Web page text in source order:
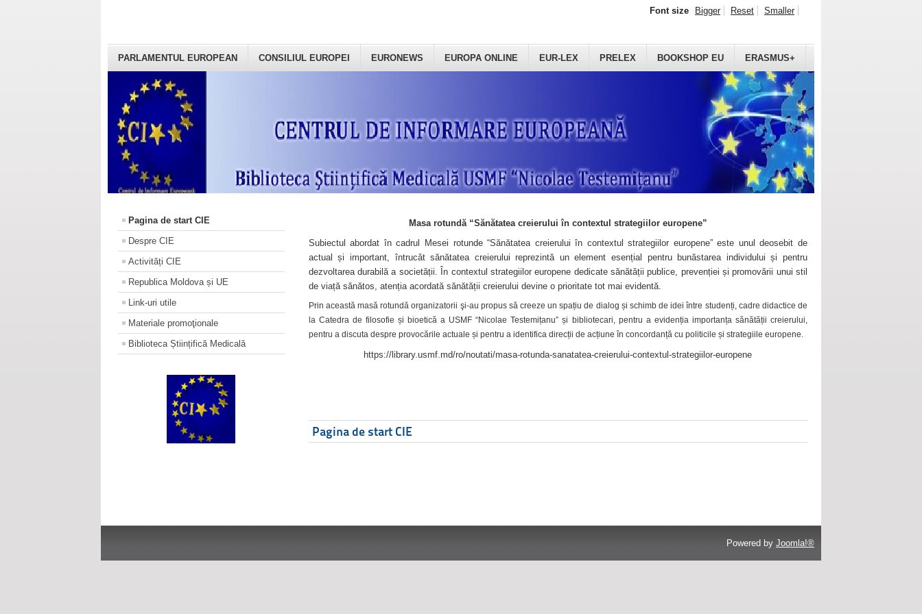
PARLAMENTUL EUROPEAN CONSILIUL EUROPEI EURONEWS EUROPA ONLINE EUR-LEX PRELEX BOOKSHOP EU ERASMUS+
Font size Bigger Reset Smaller
Pagina de start CIE
Despre CIE
Activități CIE
Republica Moldova și UE
Link-uri utile
Materiale promoţionale
Biblioteca Științifică Medicală
Masa rotundă “Sănătatea creierului în contextul strategiilor europene”
Subiectul abordat în cadrul Mesei rotunde “Sănătatea creierului în contextul strategiilor europene” este unul deosebit de
actual și important, întrucât sănătatea creierului reprezintă un element esențial pentru bunăstarea individului și pentru
dezvoltarea durabilă a societății. În contextul strategiilor europene dedicate sănătății publice, prevenției și promovării unui stil
de viață sănătos, atenția acordată sănătății creierului devine o prioritate tot mai evidentă.
Prin această masă rotundă organizatorii şi-au propus să creeze un spațiu de dialog și schimb de idei între studenți, cadre didactice de
la Catedra de filosofie și bioetică a USMF “Nicolae Testemițanu” și bibliotecari, pentru a evidenția importanța sănătății creierului,
pentru a discuta despre provocările actuale și pentru a identifica direcții de acțiune în concordanță cu politicile și strategiile europene.
https://library.usmf.md/ro/noutati/masa-rotunda-sanatatea-creierului-contextul-strategiilor-europene
Pagina de start CIE
Powered by Joomla!®